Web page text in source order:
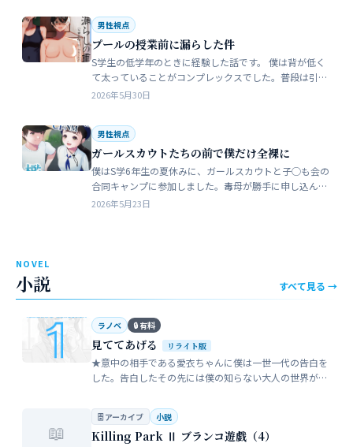
男性視点
プールの授業前に漏らした件
S学生の低学年のときに経験した話です。 僕は背が低く
て太っていることがコンプレックスでした。普段は引っ
込み思案で大人しい性格をしています。 ただ何でもよく
2026年5月30日
男性視点
ガールスカウトたちの前で僕だけ全裸に
僕はS学6年生の夏休みに、ガールスカウトと子◯も会の
合同キャンプに参加しました。毒母が勝手に申し込んだ
強制的なイベントでした。まったく乗り気がしません。
2026年5月23日
NOVEL
小説 すべて見る →
ラノベ 🔒 有料
見ててあげる リライト版
★意中の相手である愛衣ちゃんに僕は一世一代の告白を
した。告白したその先には僕の知らない大人の世界が待
る常識。。。…
📖
🗄 アーカイブ 小説
Killing Park Ⅱ ブランコ遊戯（4）